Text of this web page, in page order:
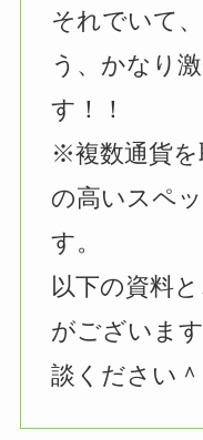
それでいて
う、かなり
す！！
※複数通貨を
の高いスペ
す。
以下の資料
がございま
談ください